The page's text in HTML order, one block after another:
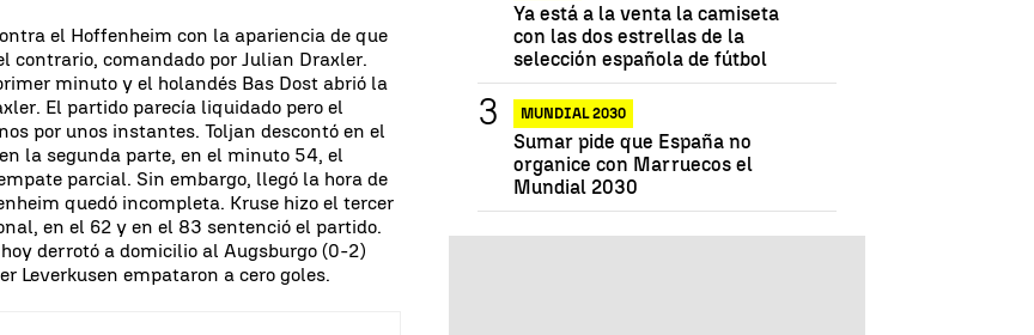
el Hoffenheim con la apariencia de que
contrario, comandado por Julian Draxler.
minuto y el holandés Bas Dost abrió la
El partido parecía liquidado pero el
por unos instantes. Toljan descontó en el
la segunda parte, en el minuto 54, el
parcial. Sin embargo, llegó la hora de
quedó incompleta. Kruse hizo el tercer
en el 62 y en el 83 sentenció el partido.
derrotó a domicilio al Augsburgo (0-2)
Leverkusen empataron a cero goles.
Ya está a la venta la camiseta
con las dos estrellas de la
selección española de fútbol
MUNDIAL 2030
Sumar pide que España no
organice con Marruecos el
Mundial 2030